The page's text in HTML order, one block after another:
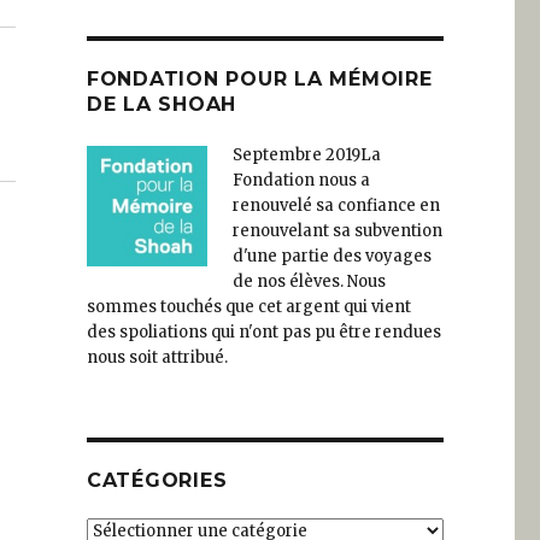
FONDATION POUR LA MÉMOIRE
DE LA SHOAH
Septembre 2019La
Fondation nous a
renouvelé sa confiance en
renouvelant sa subvention
d'une partie des voyages
de nos élèves. Nous
sommes touchés que cet argent qui vient
des spoliations qui n'ont pas pu être rendues
nous soit attribué.
CATÉGORIES
Catégories